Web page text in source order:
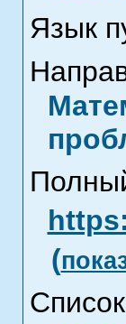
Язык
(